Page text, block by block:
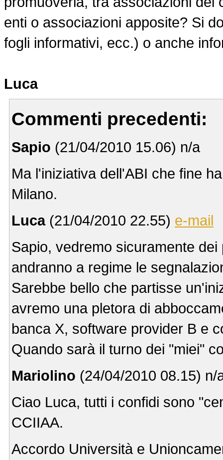
enti o associazioni apposite? Si
fogli informativi, ecc.) o anche
Luca
Commenti precedenti:
Sapio (21/04/2010 15.06) n/a
Ma l'iniziativa dell'ABI che fine
Milano.
Luca(21/04/2010 22.55) e-mail
Sapio, vedremo sicuramente
andranno a regime le
Sarebbe bello che partisse
avremo una pletora di
banca X, software provider B e
Quando sarà il turno dei "miei"
Mariolino (24/04/2010 08.15) n/
Ciao Luca, tutti i confidi sono
CCIIAA.
Accordo Università e